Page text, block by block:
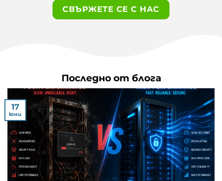
СВЪРЖЕТЕ СЕ С НАС
Последно от блога
17
юни